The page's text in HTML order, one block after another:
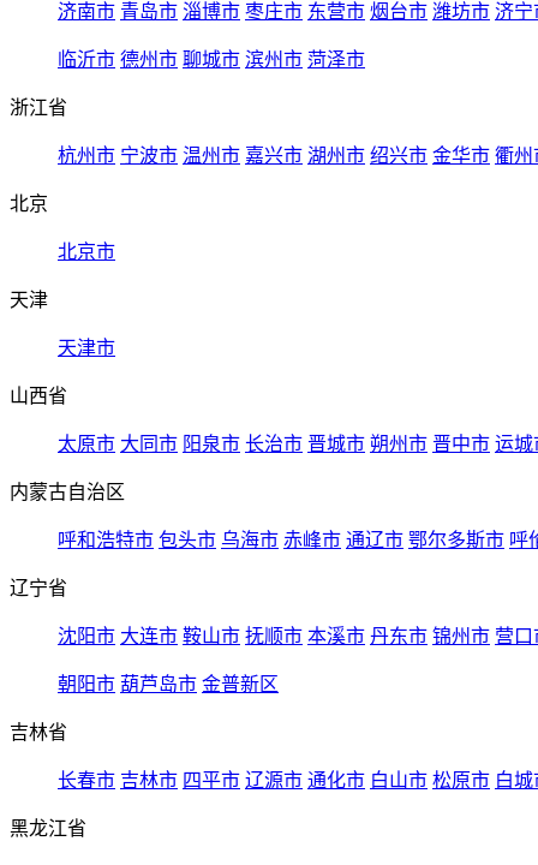
济南市 青岛市 淄博市 枣庄市 东营市 烟台市 潍坊市 济宁
临沂市 德州市 聊城市 滨州市 菏泽市
浙江省
杭州市 宁波市 温州市 嘉兴市 湖州市 绍兴市 金华市 衢州
北京
北京市
天津
天津市
山西省
太原市 大同市 阳泉市 长治市 晋城市 朔州市 晋中市 运城
内蒙古自治区
呼和浩特市 包头市 乌海市 赤峰市 通辽市 鄂尔多斯市 呼
辽宁省
沈阳市 大连市 鞍山市 抚顺市 本溪市 丹东市 锦州市 营口
朝阳市 葫芦岛市 金普新区
吉林省
长春市 吉林市 四平市 辽源市 通化市 白山市 松原市 白城
黑龙江省